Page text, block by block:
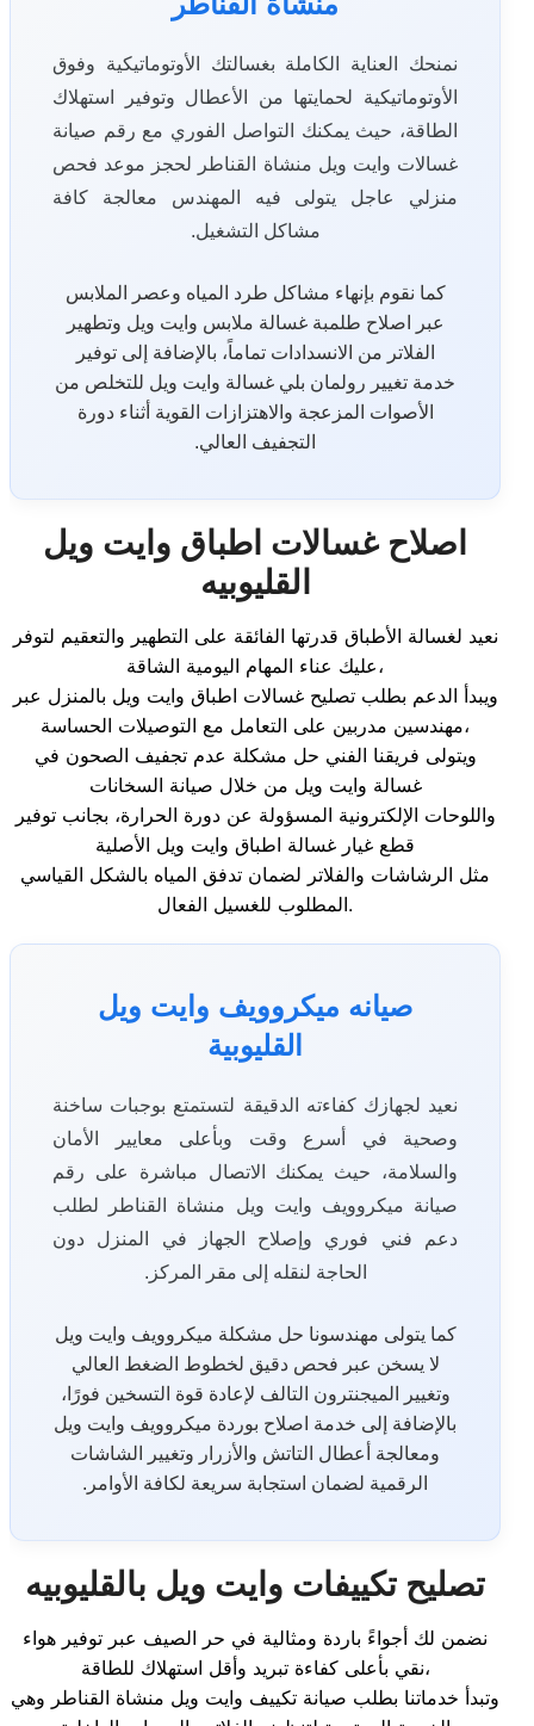
نمنحك العناية الكاملة بغسالتك الأوتوماتيكية وفوق
الأوتوماتيكية لحمايتها من الأعطال وتوفير استهلاك
الطاقة، حيث يمكنك التواصل الفوري مع رقم صيانة
غسالات وايت ويل منشاة القناطر لحجز موعد فحص
منزلي عاجل يتولى فيه المهندس معالجة كافة
مشاكل التشغيل.
كما نقوم بإنهاء مشاكل طرد المياه وعصر الملابس
عبر اصلاح طلمبة غسالة ملابس وايت ويل وتطهير
الفلاتر من الانسدادات تماماً، بالإضافة إلى توفير
خدمة تغيير رولمان بلي غسالة وايت ويل للتخلص من
الأصوات المزعجة والاهتزازات القوية أثناء دورة
التجفيف العالي.
اصلاح غسالات اطباق وايت ويل
القليوبيه
نعيد لغسالة الأطباق قدرتها الفائقة على التطهير والتعقيم لتوفر
عليك عناء المهام اليومية الشاقة،
ويبدأ الدعم بطلب تصليح غسالات اطباق وايت ويل بالمنزل عبر
مهندسين مدربين على التعامل مع التوصيلات الحساسة،
ويتولى فريقنا الفني حل مشكلة عدم تجفيف الصحون في
غسالة وايت ويل من خلال صيانة السخانات
واللوحات الإلكترونية المسؤولة عن دورة الحرارة، بجانب توفير
قطع غيار غسالة اطباق وايت ويل الأصلية
مثل الرشاشات والفلاتر لضمان تدفق المياه بالشكل القياسي
المطلوب للغسيل الفعال.
صيانه ميكروويف وايت ويل
القليوبية
نعيد لجهازك كفاءته الدقيقة لتستمتع بوجبات ساخنة
وصحية في أسرع وقت وبأعلى معايير الأمان
والسلامة، حيث يمكنك الاتصال مباشرة على رقم
صيانة ميكروويف وايت ويل منشاة القناطر لطلب
دعم فني فوري وإصلاح الجهاز في المنزل دون
الحاجة لنقله إلى مقر المركز.
كما يتولى مهندسونا حل مشكلة ميكروويف وايت ويل
لا يسخن عبر فحص دقيق لخطوط الضغط العالي
وتغيير الميجنترون التالف لإعادة قوة التسخين فورًا،
بالإضافة إلى خدمة اصلاح بوردة ميكروويف وايت ويل
ومعالجة أعطال التاتش والأزرار وتغيير الشاشات
الرقمية لضمان استجابة سريعة لكافة الأوامر.
تصليح تكييفات وايت ويل بالقليوبيه
نضمن لك أجواءً باردة ومثالية في حر الصيف عبر توفير هواء
نقي بأعلى كفاءة تبريد وأقل استهلاك للطاقة،
وتبدأ خدماتنا بطلب صيانة تكييف وايت ويل منشاة القناطر وهي